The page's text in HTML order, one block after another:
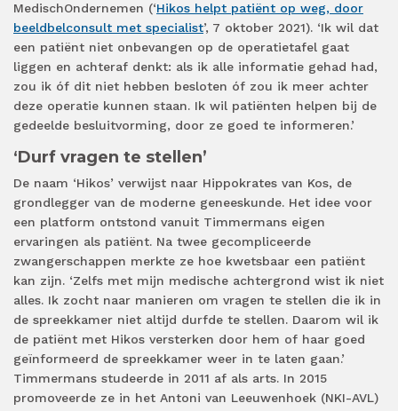
MedischOndernemen (‘Hikos helpt patiënt op weg, door
beeldbelconsult met specialist’, 7 oktober 2021). ‘Ik wil dat
een patiënt niet onbevangen op de operatietafel gaat
liggen en achteraf denkt: als ik alle informatie gehad had,
zou ik óf dit niet hebben besloten óf zou ik meer achter
deze operatie kunnen staan. Ik wil patiënten helpen bij de
gedeelde besluitvorming, door ze goed te informeren.’
‘Durf vragen te stellen’
De naam ‘Hikos’ verwijst naar Hippokrates van Kos, de
grondlegger van de moderne geneeskunde. Het idee voor
een platform ontstond vanuit Timmermans eigen
ervaringen als patiënt. Na twee gecompliceerde
zwangerschappen merkte ze hoe kwetsbaar een patiënt
kan zijn. ‘Zelfs met mijn medische achtergrond wist ik niet
alles. Ik zocht naar manieren om vragen te stellen die ik in
de spreekkamer niet altijd durfde te stellen. Daarom wil ik
de patiënt met Hikos versterken door hem of haar goed
geïnformeerd de spreekkamer weer in te laten gaan.’
Timmermans studeerde in 2011 af als arts. In 2015
promoveerde ze in het Antoni van Leeuwenhoek (NKI-AVL)